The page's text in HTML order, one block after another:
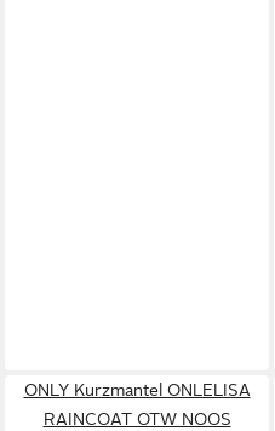
ONLY Kurzmantel ONLELISA
RAINCOAT OTW NOOS